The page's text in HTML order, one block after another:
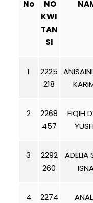
No
NO
KWI
TAN
SI
1
2225
218
2
2268
457
FIQIH
3
2292
260
ADELIA
4
2274